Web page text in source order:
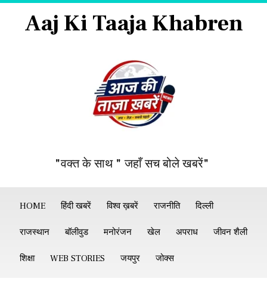
Aaj Ki Taaja Khabren
"वक्त के साथ " जहाँ सच बोले खबरें"
HOME हिंदी खबरें विश्व ख़बरें राजनीति दिल्ली
राजस्थान बॉलीवुड मनोरंजन खेल अपराध जीवन शैली
शिक्षा WEB STORIES जयपुर जोक्स